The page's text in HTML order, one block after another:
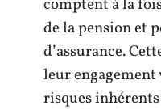
comptent à la
de la pension et
d’assurance.
leur engagement
risques